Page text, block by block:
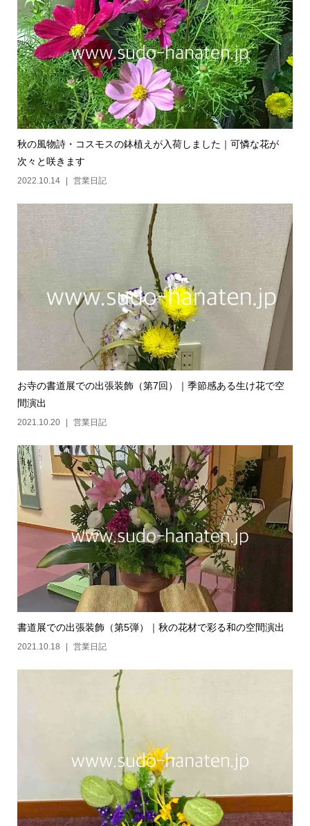
秋の風物詩・コスモスの鉢植えが入荷しました｜可憐な花が
次々と咲きます
2022.10.14 営業日記
お寺の書道展での出張装飾（第7回）｜季節感ある生け花で空
間演出
2021.10.20 営業日記
書道展での出張装飾（第5弾）｜秋の花材で彩る和の空間演出
2021.10.18 営業日記